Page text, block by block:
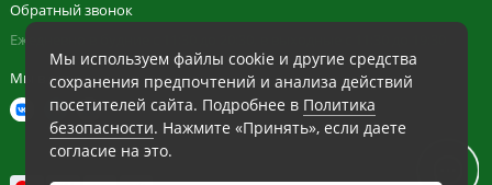
Мы используем файлы cookie и другие средства
сохранения предпочтений и анализа действий
посетителей сайта. Подробнее в Политика
безопасности. Нажмите «Принять», если даете
согласие на это.
Обратный звонок
Ежедневно в будние с 11:30 до 20:30, в выходные с 11:30 до 19:30
Мы в сети